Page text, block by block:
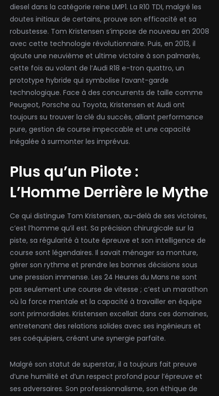
diesel dans la catégorie reine LMP1. La R10 TDI, malgré les
doutes initiaux de certains, prouve son efficacité et sa
robustesse. Tom Kristensen s’impose de nouveau en 2008
avec cette technologie révolutionnaire. Puis, en 2013, il
ajoute une neuvième et ultime victoire à son palmarès,
cette fois au volant de l’Audi R18 e-tron quattro, un
prototype hybride qui symbolise l’avant-garde
technologique. Face à des concurrents de taille comme
Peugeot, Porsche ou Toyota, Kristensen et Audi ont
toujours su trouver la clé du succès, alliant performance
pure, gestion de course impeccable et une capacité
inégalée à surmonter les imprévus.
Plus qu’un Pilote :
L’Homme Derrière le Mythe
Ce qui distingue Tom Kristensen, au-delà de ses victoires,
c’est l’homme qu’il est. Sa précision chirurgicale sur la
piste, sa régularité à toute épreuve et son intelligence de
course sont légendaires. Il savait ménager sa monture,
gérer son rythme et prendre les bonnes décisions sous
une pression immense. Les 24 Heures du Mans ne sont
pas seulement une course de vitesse ; c’est un marathon
où la force mentale et la capacité à travailler en équipe
sont primordiales. Kristensen excellait dans ces domaines,
entretenant des relations solides avec ses ingénieurs et
ses coéquipiers, créant une synergie parfaite.
Malgré son statut de superstar, il a toujours fait preuve
d’une humilité et d’un respect profond pour l’épreuve et
ses adversaires. Son professionnalisme, son éthique de